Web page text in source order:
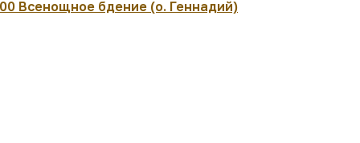
Всенощное бдение (о. Геннадий)